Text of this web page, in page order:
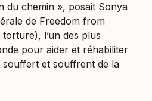
du chemin », posait Sonya
de Freedom from
l’un des plus
pour aider et réhabiliter
souffert et souffrent de la